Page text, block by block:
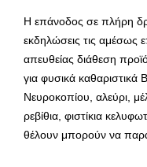
Η επάνοδος σε πλήρη
εκδηλώσεις τις αμέσως
απευθείας διάθεση
για φυσικά
Νευροκοπίου, αλεύρι,
ρεβίθια, φιστίκια
θέλουν μπορούν να